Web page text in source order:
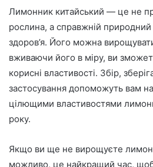
Лимонник китайський — це не
рослина, а справжній
здоров’я. Його можна
вживаючи його в міру, ви
корисні властивості. Збір,
застосування допоможуть вам
цілющими властивостями
року.
Якщо ви ще не вирощуєте
можливо, це найкращий час, щоб